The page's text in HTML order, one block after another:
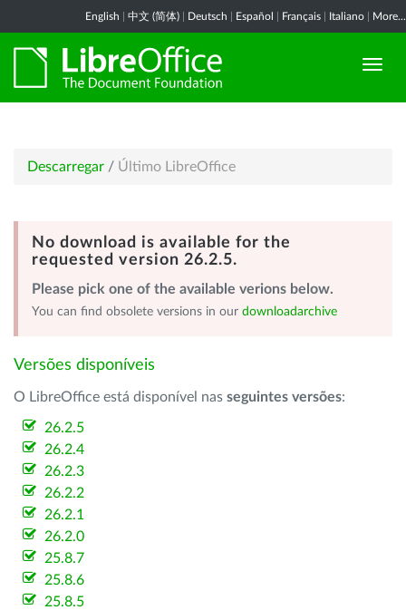
English 中文 (简体) Deutsch Español Français Italiano More...
Descarregar / Último LibreOffice
No download is available for the
requested version 26.2.5.
Please pick one of the available verions below.
You can find obsolete versions in our downloadarchive
Versões disponíveis
O LibreOffice está disponível nas seguintes versões:
26.2.5
26.2.4
26.2.3
26.2.2
26.2.1
26.2.0
25.8.7
25.8.6
25.8.5